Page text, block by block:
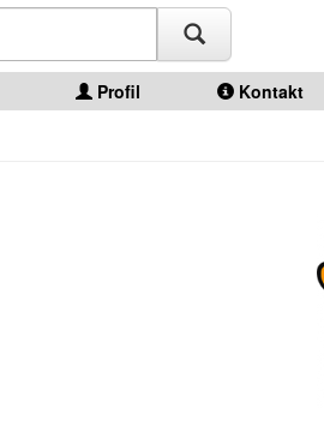
Profil Kontakt